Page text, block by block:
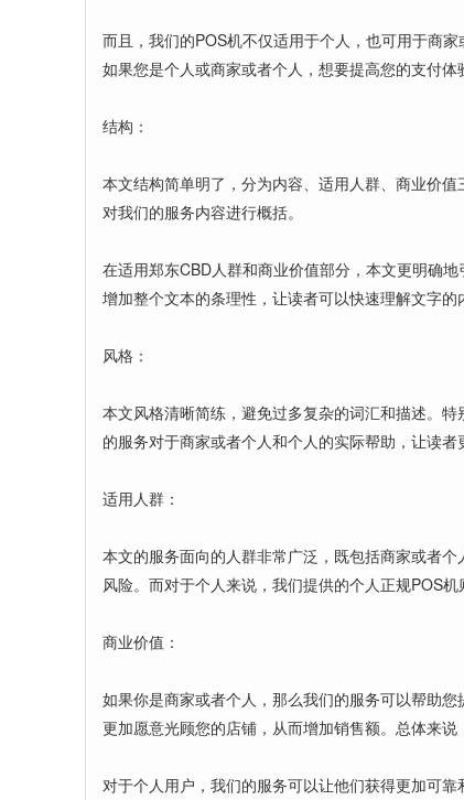
而且，我们的POS机不仅适用于个人，也可用于商
如果您是个人或商家或者个人，想要提高您的支付体
结构：
本文结构简单明了，分为内容、适用人群、商业价
对我们的服务内容进行概括。
在适用郑东CBD人群和商业价值部分，本文更明确
增加整个文本的条理性，让读者可以快速理解文字的
风格：
本文风格清晰简练，避免过多复杂的词汇和描述。
的服务对于商家或者个人和个人的实际帮助，让读者
适用人群：
本文的服务面向的人群非常广泛，既包括商家或者
风险。而对于个人来说，我们提供的个人正规POS
商业价值：
如果你是商家或者个人，那么我们的服务可以帮助
更加愿意光顾您的店铺，从而增加销售额。总体来
对于个人用户，我们的服务可以让他们获得更加可